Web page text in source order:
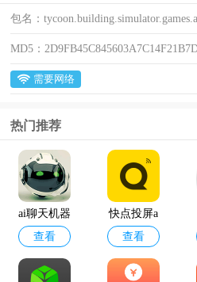
包名：
MD5：
需要网络
热门推荐
ai聊天机器
人
查看
快点投屏a
pp
查看